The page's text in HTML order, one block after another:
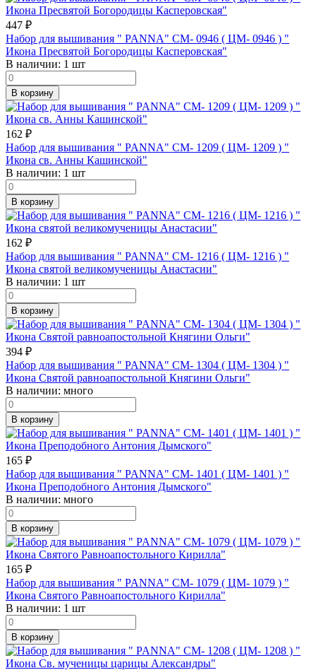
447 ₽
Набор для вышивания " PANNA" CM- 0946 ( ЦМ- 0946 ) "
Икона Пресвятой Богородицы Касперовская"
В наличии: 1 шт
В корзину
162 ₽
Набор для вышивания " PANNA" CM- 1209 ( ЦМ- 1209 ) "
Икона св. Анны Кашинской"
В наличии: 1 шт
В корзину
162 ₽
Набор для вышивания " PANNA" CM- 1216 ( ЦМ- 1216 ) "
Икона святой великомученицы Анастасии"
В наличии: 1 шт
В корзину
394 ₽
Набор для вышивания " PANNA" CM- 1304 ( ЦМ- 1304 ) "
Икона Святой равноапостольной Княгини Ольги"
В наличии: много
В корзину
165 ₽
Набор для вышивания " PANNA" CM- 1401 ( ЦМ- 1401 ) "
Икона Преподобного Антония Дымского"
В наличии: много
В корзину
165 ₽
Набор для вышивания " PANNA" CM- 1079 ( ЦМ- 1079 ) "
Икона Святого Равноапостольного Кирилла"
В наличии: 1 шт
В корзину